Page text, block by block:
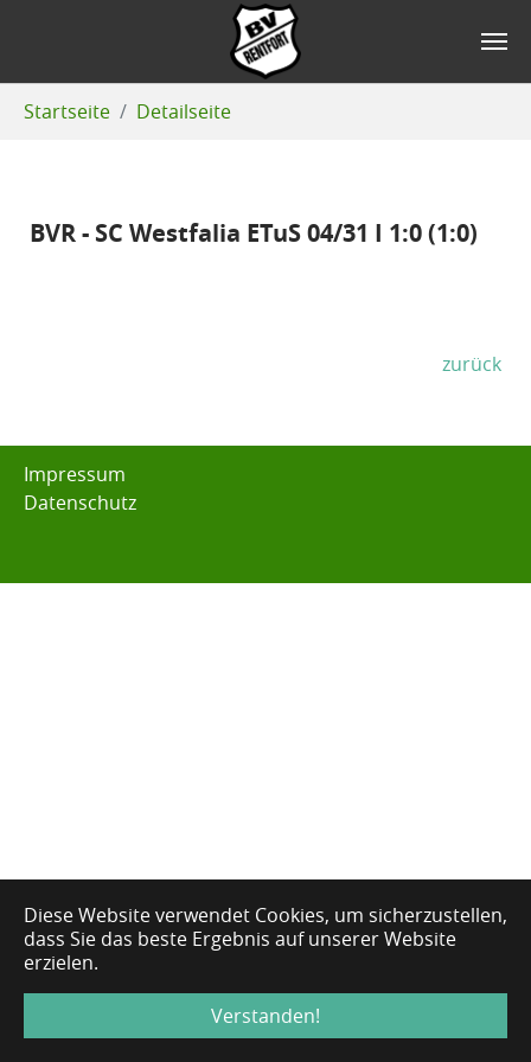
Diese Website verwendet Cookies, um sicherzustellen,
dass Sie das beste Ergebnis auf unserer Website
erzielen.
Verstanden!
Startseite Detailseite
BVR - SC Westfalia ETuS 04/​31 I 1:0 (1:0)
zurück
Impressum
Datenschutz